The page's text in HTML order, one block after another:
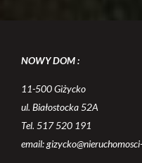
NOWY DOM :
11-500 Giżycko
ul. Białostocka 52A
Tel. 517 520 191
email: